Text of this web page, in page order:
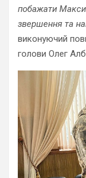
побажати
звершення та
виконуючий
голови Олег